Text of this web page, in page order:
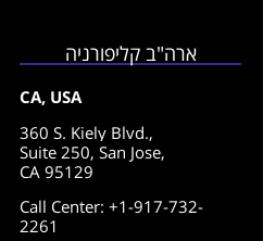
ארה"ב קליפורניה
CA, USA
360 S. Kiely Blvd.,
Suite 250, San Jose,
CA 95129
Call Center: +1-917-732-
2261